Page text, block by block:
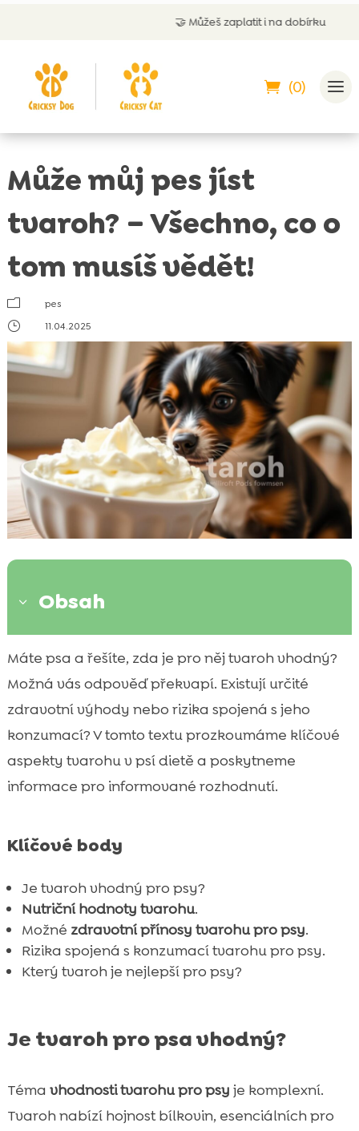
Můžeš zaplatit i na dobírku
(0)
Může můj pes jíst
tvaroh? – Všechno, co o
tom musíš vědět!
m
pes
}
11.04.2025
3 Obsah
 Je tvaroh pro psa vhodný?
 Nutriční hodnoty tvarohu
 Možné zdravotní přínosy tvarohu pro psy
 Jaké jsou rizika konzumace tvarohu pro
psy?
Který tvaroh je nejlepší pro psy?
 Recenze tvarohu pro psy – Co říkají ostatní
Kde koupit tvaroh pro psa?
Tvaroh pro psa bez přidaného cukru – proč
je důležitý?
 Produkty CricksyDog – Nejlepší volba pro
psí stravy?
Tvaroh pro malá plemena vs. velká
plemena
Máte psa a řešíte, zda je pro něj tvaroh vhodný?
Možná vás odpověď překvapí. Existují určité
zdravotní výhody nebo rizika spojená s jeho
konzumací? V tomto textu prozkoumáme klíčové
aspekty tvarohu v psí dietě a poskytneme
informace pro informované rozhodnutí.
Klíčové body
Je tvaroh vhodný pro psy?
Nutriční hodnoty tvarohu.
Možné zdravotní přínosy tvarohu pro psy.
Rizika spojená s konzumací tvarohu pro psy.
Který tvaroh je nejlepší pro psy?
Je tvaroh pro psa vhodný?
Téma vhodnosti tvarohu pro psy je komplexní.
Tvaroh nabízí hojnost bílkovin, esenciálních pro